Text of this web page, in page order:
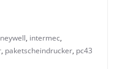
, intermec,
, paketscheindrucker, pc43